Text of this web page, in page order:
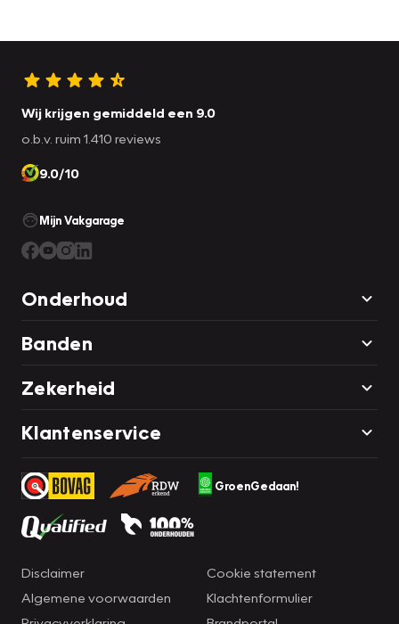
Wij krijgen gemiddeld een 9.0
o.b.v. ruim 1.410 reviews
9.0/10
Mijn Vakgarage
Onderhoud
Banden
Zekerheid
Klantenservice
GroenGedaan!
Disclaimer
Algemene voorwaarden
Cookie statement
Klachtenformulier